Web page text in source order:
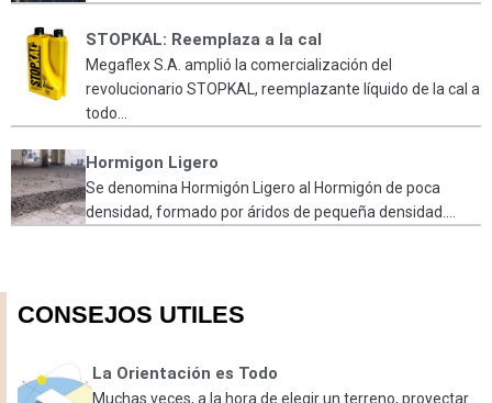
STOPKAL: Reemplaza a la cal
Megaflex S.A. amplió la comercialización del
revolucionario STOPKAL, reemplazante líquido de la cal a
todo...
Hormigon Ligero
Se denomina Hormigón Ligero al Hormigón de poca
densidad, formado por áridos de pequeña densidad....
CONSEJOS UTILES
La Orientación es Todo
Muchas veces, a la hora de elegir un terreno, proyectar